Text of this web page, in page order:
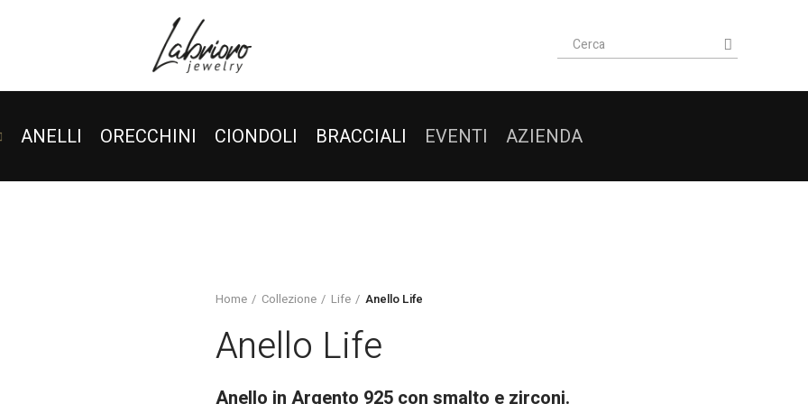
ANELLI ORECCHINI CIONDOLI BRACCIALI EVENTI AZIENDA
Home Collezione Life Anello Life
Anello Life
Anello in Argento 925 con smalto e zirconi.